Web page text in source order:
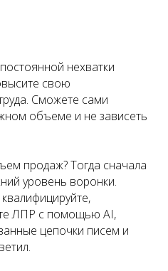
нехватки
свою
Сможете сами
объеме и не зависеть
продаж? Тогда сначала
уровень воронки.
ЛПР с помощью AI,
цепочки писем и